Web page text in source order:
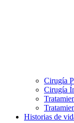
Cirugía
Cirugía
Historias de